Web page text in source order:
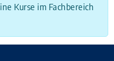
Kurse im Fachbereich